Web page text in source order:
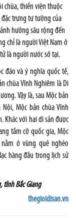
chùa, thiền viện thuộc
đặc trưng tư tưởng của
hưởng sâu rộng đến
chỉ là người Việt Nam ở
là người nước sở tại.
đáo và ý nghĩa quốc tế,
chùa Vĩnh Nghiêm là Di
Vậy là, sau Mộc bản
Nội, Mộc bản chùa Vĩnh
Khác với hai di sản được
tầm cỡ quốc gia, Mộc
ở vùng quê nghèo
hàng đầu trong lịch sử
tỉnh Bắc Giang
thegioidisan.vn